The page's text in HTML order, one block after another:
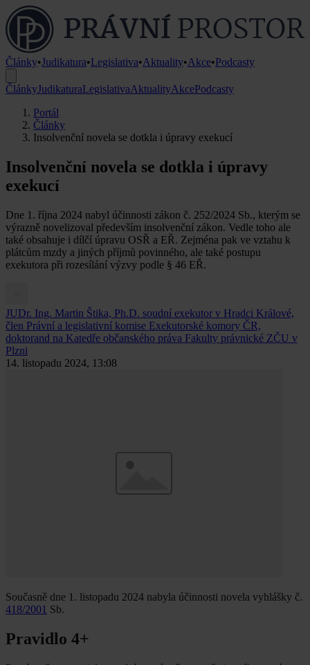
Články•Judikatura•Legislativa•Aktuality•Akce•Podcasty
ČlánkyJudikaturaLegislativaAktualityAkcePodcasty
Portál
Články
Insolvenční novela se dotkla i úpravy exekucí
Insolvenční novela se dotkla i úpravy
exekucí
Dne 1. října 2024 nabyl účinnosti zákon č. 252/2024 Sb., kterým se
výrazně novelizoval především insolvenční zákon. Vedle toho ale
také obsahuje i dílčí úpravu OSŘ a EŘ. Zejména pak ve vztahu k
plátcům mzdy a jiných příjmů povinného, ale také postupu
exekutora při rozesílání výzvy podle § 46 EŘ.
JUDr. Ing. Martin Štika, Ph.D. soudní exekutor v Hradci Králové,
člen Právní a legislativní komise Exekutorské komory ČR,
doktorand na Katedře občanského práva Fakulty právnické ZČU v
Plzni
14. listopadu 2024, 13:08
Současně dne 1. listopadu 2024 nabyla účinnosti novela vyhlášky č.
418/2001 Sb.
Pravidlo 4+